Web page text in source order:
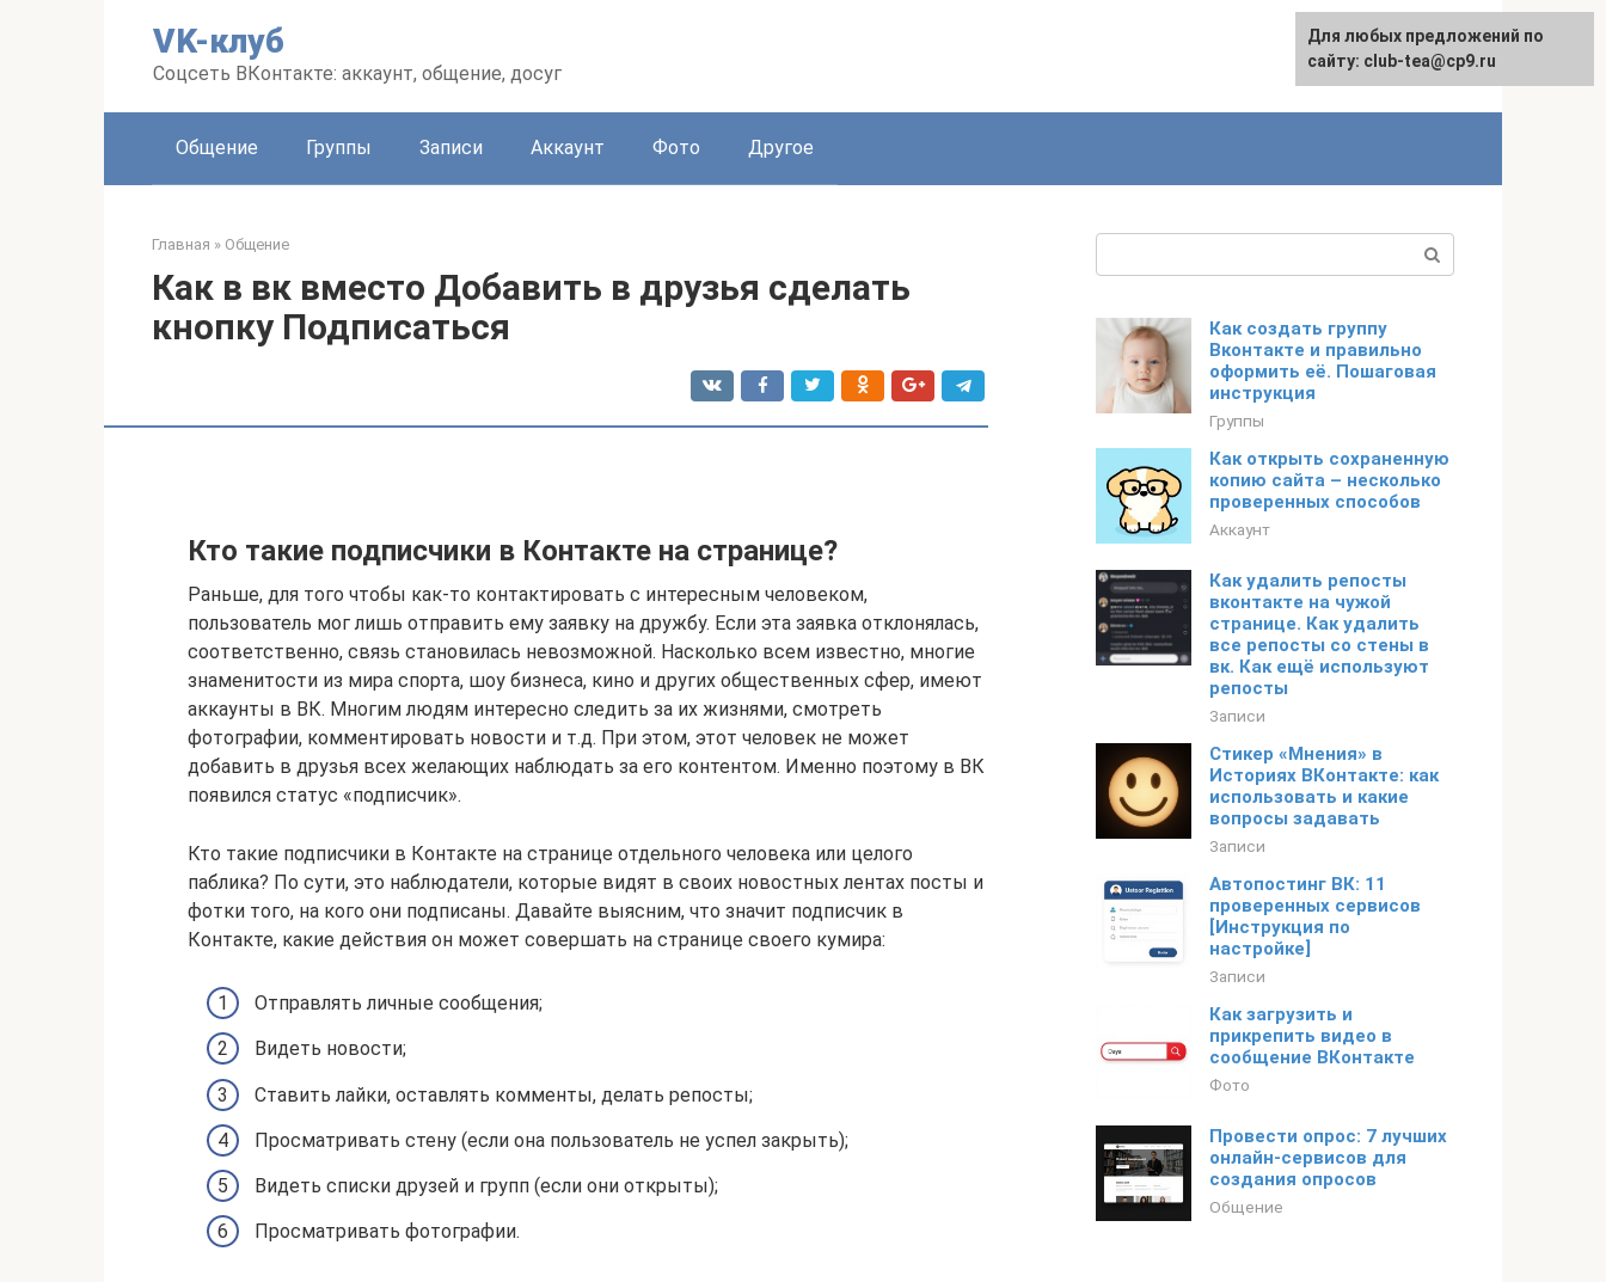
VK-клуб
Соцсеть ВКонтакте: аккаунт, общение, досуг
Общение Группы Записи Аккаунт Фото Другое
Главная » Общение
Как в вк вместо Добавить в друзья сделать
кнопку Подписаться
Кто такие подписчики в Контакте на странице?
Раньше, для того чтобы как-то контактировать с интересным человеком,
пользователь мог лишь отправить ему заявку на дружбу. Если эта заявка отклонялась,
соответственно, связь становилась невозможной. Насколько всем известно, многие
знаменитости из мира спорта, шоу бизнеса, кино и других общественных сфер, имеют
аккаунты в ВК. Многим людям интересно следить за их жизнями, смотреть
фотографии, комментировать новости и т.д. При этом, этот человек не может
добавить в друзья всех желающих наблюдать за его контентом. Именно поэтому в ВК
появился статус «подписчик».
Кто такие подписчики в Контакте на странице отдельного человека или целого
паблика? По сути, это наблюдатели, которые видят в своих новостных лентах посты и
фотки того, на кого они подписаны. Давайте выясним, что значит подписчик в
Контакте, какие действия он может совершать на странице своего кумира:
Отправлять личные сообщения;
Видеть новости;
Ставить лайки, оставлять комменты, делать репосты;
Просматривать стену (если она пользователь не успел закрыть);
Видеть списки друзей и групп (если они открыты);
Просматривать фотографии.
Как создать группу
Вконтакте и правильно
оформить её. Пошаговая
инструкция
Группы
Как открыть сохраненную
копию сайта – несколько
проверенных способов
Аккаунт
Как удалить репосты
вконтакте на чужой
странице. Как удалить
все репосты со стены в
вк. Как ещё используют
репосты
Записи
Стикер «Мнения» в
Историях ВКонтакте: как
использовать и какие
вопросы задавать
Записи
Автопостинг ВК: 11
проверенных сервисов
[Инструкция по
настройке]
Записи
Как загрузить и
прикрепить видео в
сообщение ВКонтакте
Фото
Провести опрос: 7 лучших
онлайн-сервисов для
создания опросов
Общение
Для любых предложений по
сайту: club-tea@cp9.ru